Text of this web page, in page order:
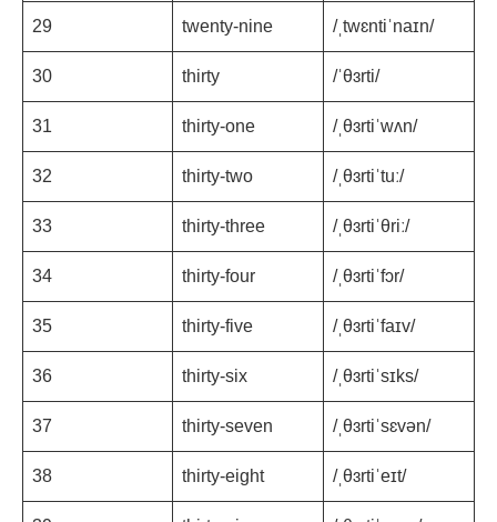
29 twenty-nine /ˌtwɛntiˈnaɪn/
30 thirty /ˈθɜrti/
31 thirty-one /ˌθɜrtiˈwʌn/
32 thirty-two /ˌθɜrtiˈtuː/
33 thirty-three /ˌθɜrtiˈθriː/
34 thirty-four /ˌθɜrtiˈfɔr/
35 thirty-five /ˌθɜrtiˈfaɪv/
36 thirty-six /ˌθɜrtiˈsɪks/
37 thirty-seven /ˌθɜrtiˈsɛvən/
38 thirty-eight /ˌθɜrtiˈeɪt/